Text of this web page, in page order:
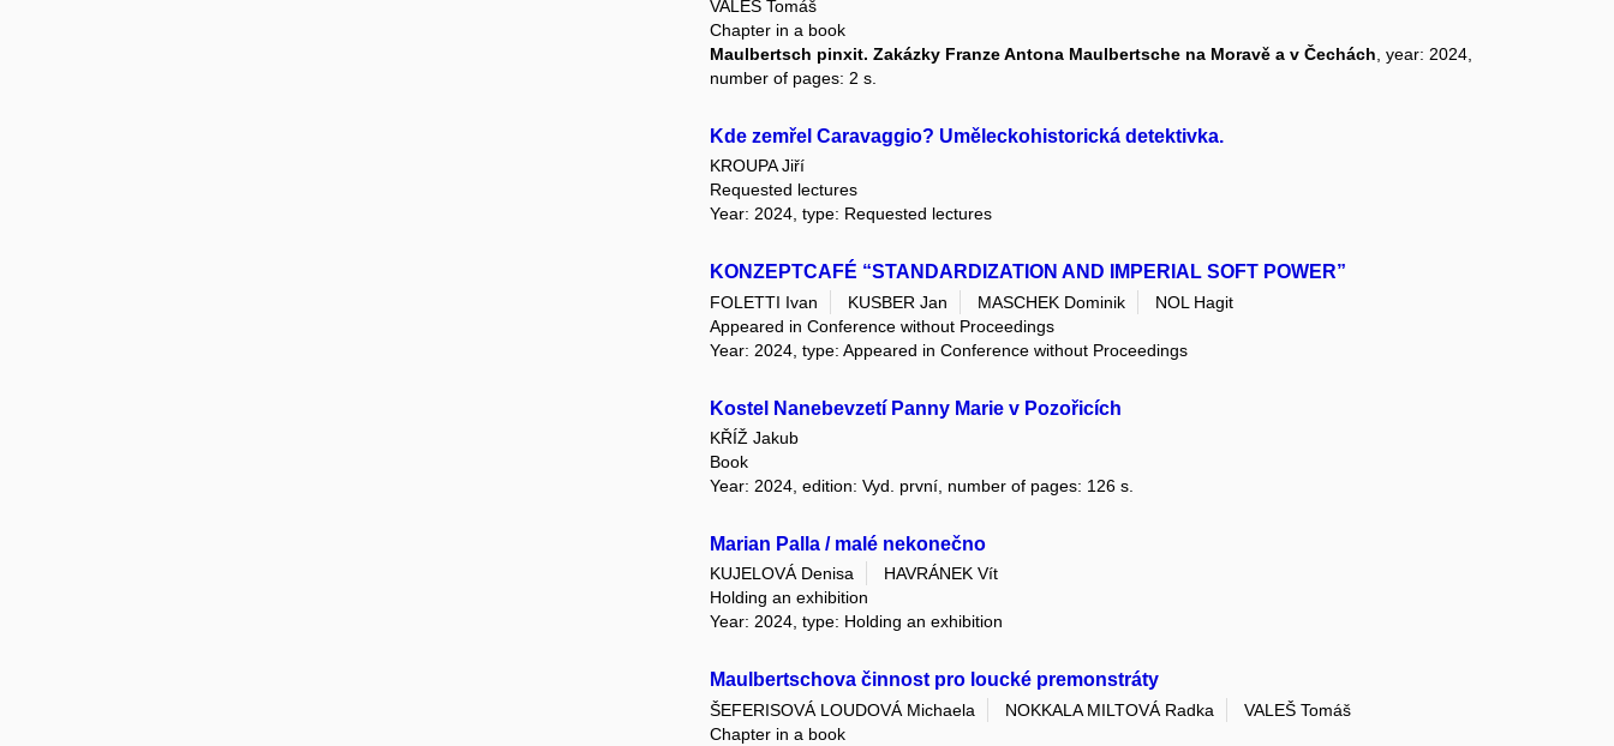
VALEŠ Tomáš
Chapter in a book
Maulbertsch pinxit. Zakázky Franze Antona Maulbertsche na Moravě a v Čechách , year: 2024,
number of pages: 2 s.
Kde zemřel Caravaggio? Uměleckohistorická detektivka.
KROUPA Jiří
Requested lectures
Year: 2024, type: Requested lectures
KONZEPTCAFÉ “STANDARDIZATION AND IMPERIAL SOFT POWER”
FOLETTI Ivan KUSBER Jan MASCHEK Dominik
NOL Hagit
Appeared in Conference without Proceedings
Year: 2024, type: Appeared in Conference without Proceedings
Kostel Nanebevzetí Panny Marie v Pozořicích
KŘÍŽ Jakub
Book
Year: 2024, edition: Vyd. první, number of pages: 126 s.
Marian Palla / malé nekonečno
KUJELOVÁ Denisa
HAVRÁNEK Vít
Holding an exhibition
Year: 2024, type: Holding an exhibition
Maulbertschova činnost pro loucké premonstráty
ŠEFERISOVÁ LOUDOVÁ Michaela NOKKALA MILTOVÁ Radka
VALEŠ Tomáš
Chapter in a book